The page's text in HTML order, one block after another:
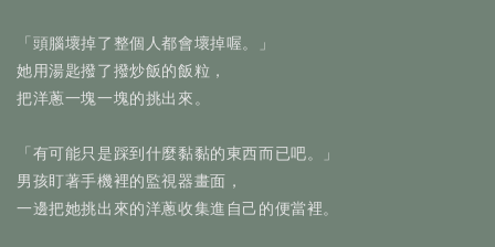
「頭腦壞掉了整個人都會壞掉喔。」
她用湯匙撥了撥炒飯的飯粒，
把洋蔥一塊一塊的挑出來。
「有可能只是踩到什麼黏黏的東西而已吧。」
男孩盯著手機裡的監視器畫面，
一邊把她挑出來的洋蔥收集進自己的便當裡。